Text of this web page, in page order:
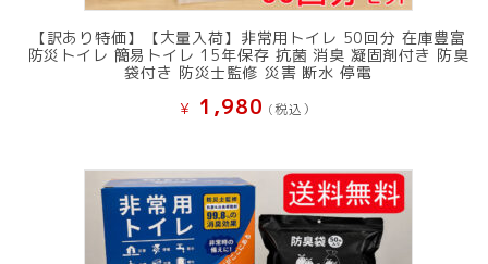
【訳あり特価】【大量入荷】非常用トイレ 50回分 在庫豊富
防災トイレ 簡易トイレ 15年保存 抗菌 消臭 凝固剤付き 防臭
袋付き 防災士監修 災害 断水 停電
¥ 1,980 (税込）